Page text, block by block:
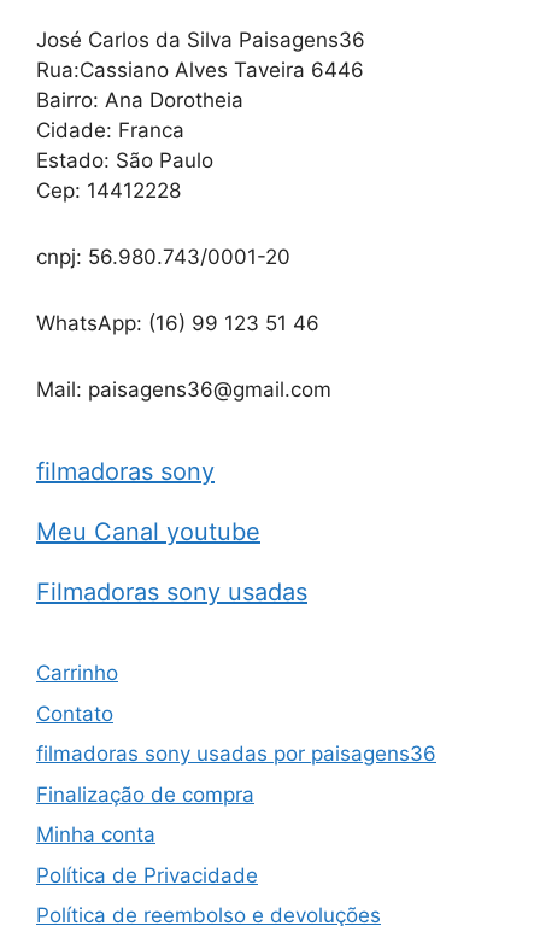
José Carlos da Silva Paisagens36
Rua:Cassiano Alves Taveira 6446
Bairro: Ana Dorotheia
Cidade: Franca
Estado: São Paulo
Cep: 14412228
cnpj: 56.980.743/0001-20
WhatsApp: (16) 99 123 51 46
Mail: paisagens36@gmail.com
filmadoras sony
Meu Canal youtube
Filmadoras sony usadas
Carrinho
Contato
filmadoras sony usadas por paisagens36
Finalização de compra
Minha conta
Política de Privacidade
Política de reembolso e devoluções